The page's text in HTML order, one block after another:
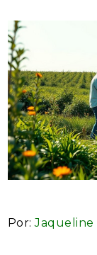
Por:Jaqueline